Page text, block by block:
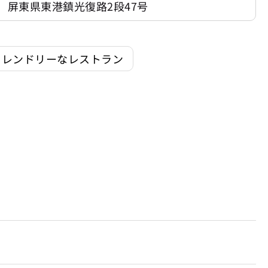
屏東県東港鎮光復路2段47号
ンドリーなレストラン